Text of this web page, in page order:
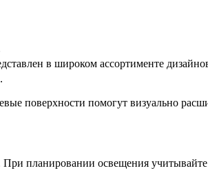
в широком ассортименте
поверхности помогут визуально
планировании освещения